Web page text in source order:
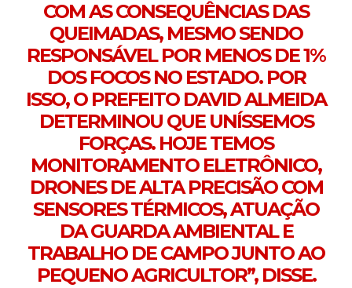
COM AS CONSEQUÊNCIAS DAS
QUEIMADAS, MESMO SENDO
RESPONSÁVEL POR MENOS DE 1%
DOS FOCOS NO ESTADO. POR
ISSO, O PREFEITO DAVID ALMEIDA
DETERMINOU QUE UNÍSSEMOS
FORÇAS. HOJE TEMOS
MONITORAMENTO ELETRÔNICO,
DRONES DE ALTA PRECISÃO COM
SENSORES TÉRMICOS, ATUAÇÃO
DA GUARDA AMBIENTAL E
TRABALHO DE CAMPO JUNTO AO
PEQUENO AGRICULTOR”, DISSE.